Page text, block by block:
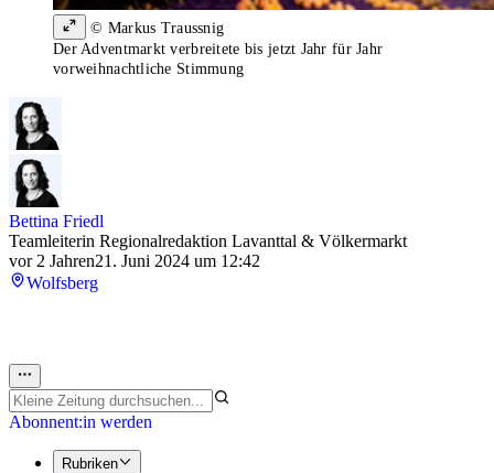
© Markus Traussnig
Der Adventmarkt verbreitete bis jetzt Jahr für Jahr
vorweihnachtliche Stimmung
Bettina Friedl
Teamleiterin Regionalredaktion Lavanttal & Völkermarkt
vor 2 Jahren21. Juni 2024 um 12:42
Wolfsberg
Abonnent:in werden
Rubriken